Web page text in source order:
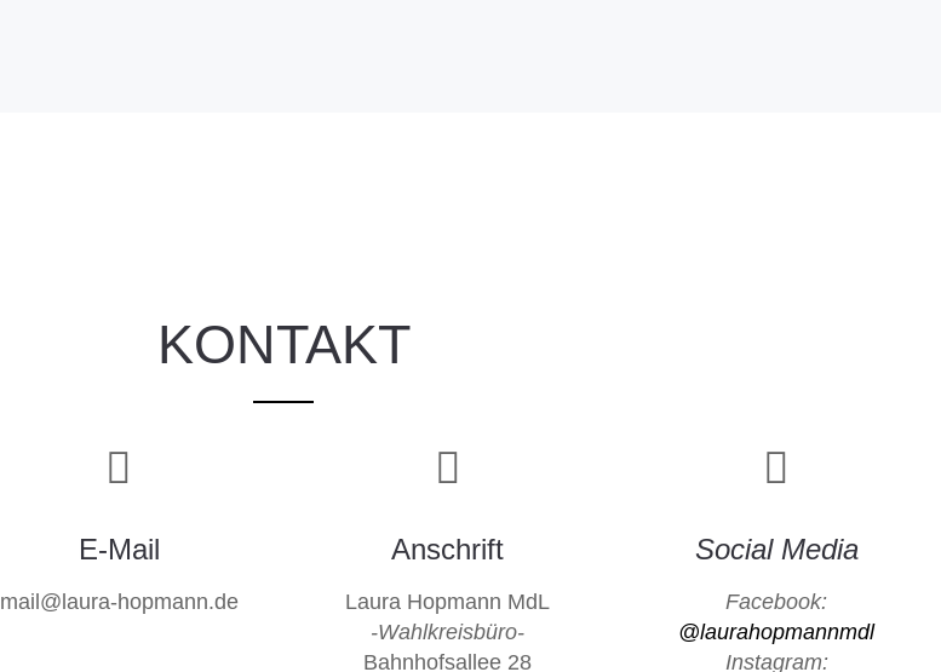
KONTAKT
E-Mail
mail@laura-hopmann.de
Anschrift
Laura Hopmann MdL
-Wahlkreisbüro-
Bahnhofsallee 28
Social Media
Facebook:
@laurahopmannmdl
Instagram: